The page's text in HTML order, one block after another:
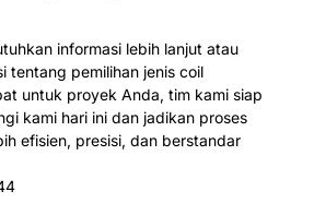
informasi lebih lanjut atau
tentang pemilihan jenis coil
untuk proyek Anda, tim kami siap
kami hari ini dan jadikan proses
efisien, presisi, dan berstandar